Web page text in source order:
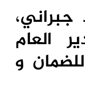
العام
و